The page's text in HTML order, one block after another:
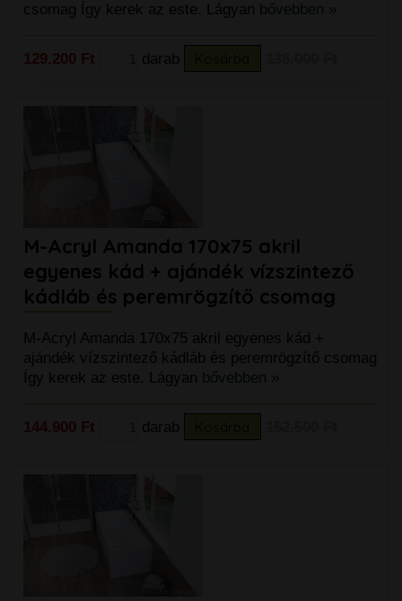
csomag Így kerek az este. Lágyan bővebben »
129.200 Ft darab
M-Acryl Amanda 170x75 akril
egyenes kád + ajándék vízszintező
kádláb és peremrögzítő csomag
M-Acryl Amanda 170x75 akril egyenes kád +
ajándék vízszintező kádláb és peremrögzítő csomag
Így kerek az este. Lágyan bővebben »
144.900 Ft darab